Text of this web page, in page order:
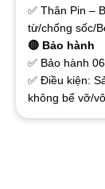
✅ Thân Pin –
từ/chống sốc/
🔴 Bảo hành
✅ Bảo hành
✅ Điều kiện:
không bể vỡ/